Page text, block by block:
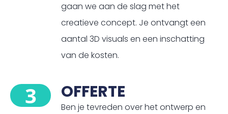
gaan we aan de slag met het
creatieve concept. Je ontvangt een
aantal 3D visuals en een inschatting
van de kosten.
3 OFFERTE
Ben je tevreden over het ontwerp en